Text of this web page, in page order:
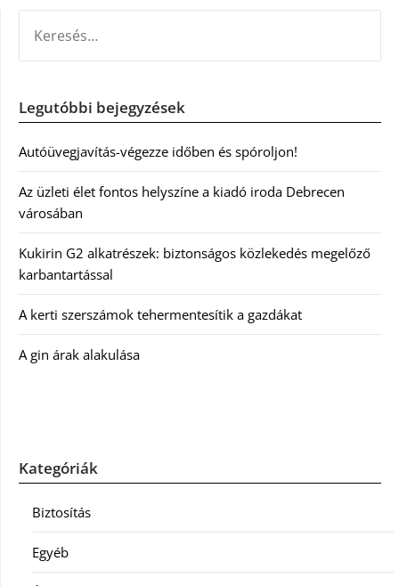
Legutóbbi bejegyzések
Autóüvegjavítás-végezze időben és spóroljon!
Az üzleti élet fontos helyszíne a kiadó iroda Debrecen
városában
Kukirin G2 alkatrészek: biztonságos közlekedés megelőző
karbantartással
A kerti szerszámok tehermentesítik a gazdákat
A gin árak alakulása
Kategóriák
Biztosítás
Egyéb